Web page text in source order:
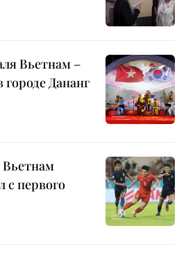
Вьетнам –
городе Дананг
с первого